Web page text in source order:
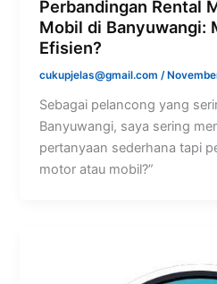
Perbandingan Rental
Mobil di Banyuwangi:
Efisien?
cukupjelas@gmail.com/
Sebagai pelancong yang
Banyuwangi, saya sering
pertanyaan sederhana tapi
motor atau mobil?”